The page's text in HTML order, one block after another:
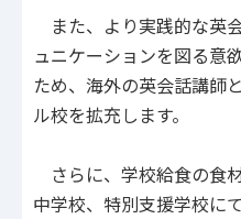
また、より実践的な英
ュニケーションを図る意
ため、海外の英会話講師
ル校を拡充します。
さらに、学校給食の食
中学校、特別支援学校に